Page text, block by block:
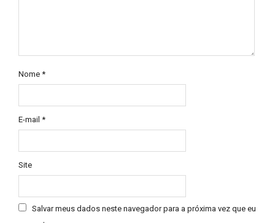
Nome *
E-mail *
Site
Salvar meus dados neste navegador para a próxima vez que eu